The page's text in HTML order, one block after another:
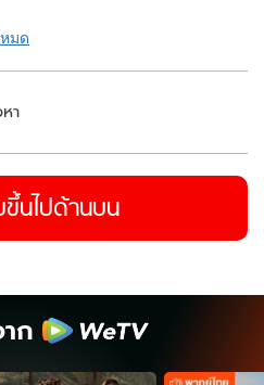
มด
า
นไปด้านบน
ก